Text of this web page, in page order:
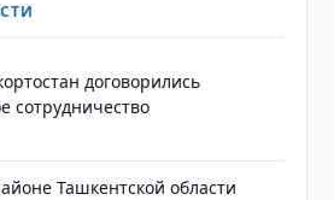
договорились
сотрудничество
Ташкентской области